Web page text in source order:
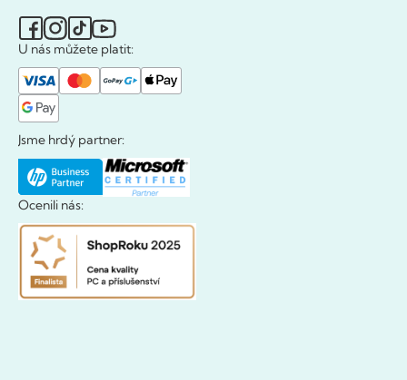
U nás můžete platit:
Jsme hrdý partner:
Ocenili nás: